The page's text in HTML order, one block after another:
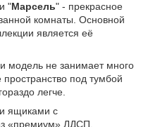
"Марсель" - прекрасное
комнаты. Основной
является её
модель не занимает много
под тумбой
легче.
ящиками с
«премиум» ЛДСП,